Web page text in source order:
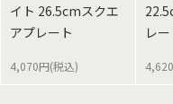
イト 26.5cmスクエ
アプレート
4,070円(税込)
レー